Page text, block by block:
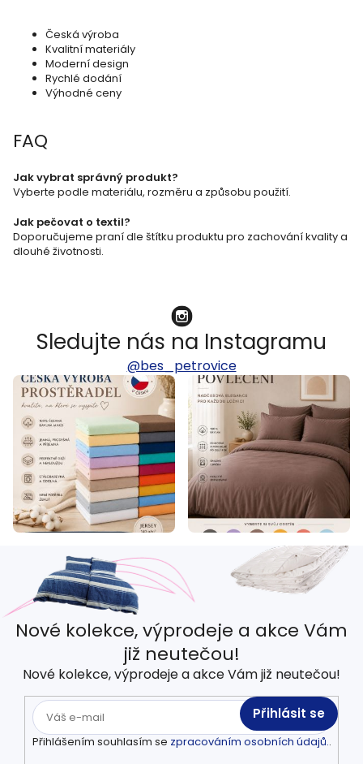
s
Česká výroba
Kvalitní materiály
Moderní design
Rychlé dodání
Výhodné ceny
FAQ
Jak vybrat správný produkt?
Vyberte podle materiálu, rozměru a způsobu použití.
Jak pečovat o textil?
Doporučujeme praní dle štítku produktu pro zachování kvality a
dlouhé životnosti.
Sledujte nás na Instagramu
@bes_petrovice
Nové kolekce, výprodeje a akce Vám
již neutečou!
Nové kolekce, výprodeje a akce Vám již neutečou!
Přihlášením souhlasím se zpracováním osobních údajů..
Přihlásit se